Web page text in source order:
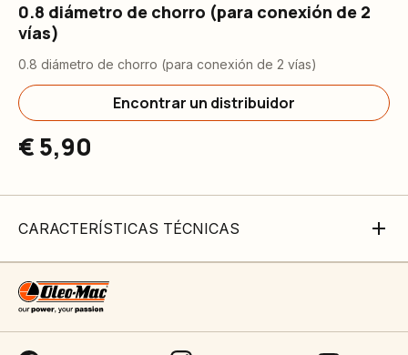
0.8 diámetro de chorro (para conexión de 2
vías)
0.8 diámetro de chorro (para conexión de 2 vías)
Encontrar un distribuidor
€ 5,90
CARACTERÍSTICAS TÉCNICAS